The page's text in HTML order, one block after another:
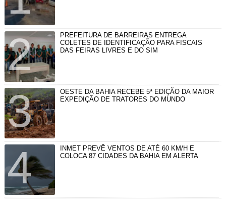
PREFEITURA DE BARREIRAS ENTREGA
COLETES DE IDENTIFICAÇÃO PARA FISCAIS
DAS FEIRAS LIVRES E DO SIM
OESTE DA BAHIA RECEBE 5ª EDIÇÃO DA MAIOR
EXPEDIÇÃO DE TRATORES DO MUNDO
INMET PREVÊ VENTOS DE ATÉ 60 KM/H E
COLOCA 87 CIDADES DA BAHIA EM ALERTA